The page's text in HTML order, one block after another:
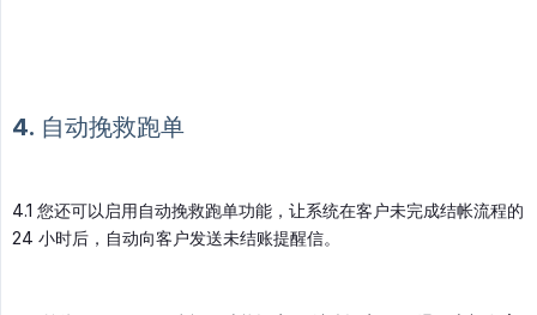
4. 自动挽救跑单
4.1 您还可以启用自动挽救跑单功能，让系统在客户未完成结帐流程的
24 小时后，自动向客户发送未结账提醒信。